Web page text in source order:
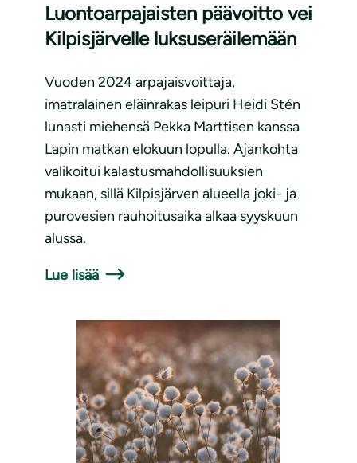
Luontoarpajaisten päävoitto vei
Kilpisjärvelle luksuseräilemään
Vuoden 2024 arpajaisvoittaja,
imatralainen eläinrakas leipuri Heidi Stén
lunasti miehensä Pekka Marttisen kanssa
Lapin matkan elokuun lopulla. Ajankohta
valikoitui kalastusmahdollisuuksien
mukaan, sillä Kilpisjärven alueella joki- ja
purovesien rauhoitusaika alkaa syyskuun
alussa.
Lue lisää